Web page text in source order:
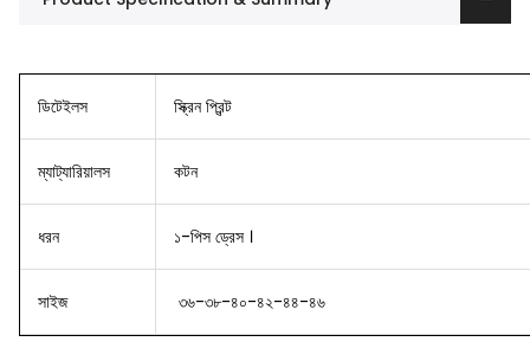
ডিটেইলস স্ক্রিন প্রিন্ট
ম্যাট্যারিয়ালস কটন
ধরন ১-পিস ড্রেস ।
সাইজ ৩৬-৩৮-৪০-৪২-৪৪-৪৬